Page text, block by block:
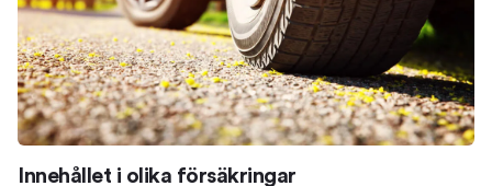
Innehållet i olika försäkringar